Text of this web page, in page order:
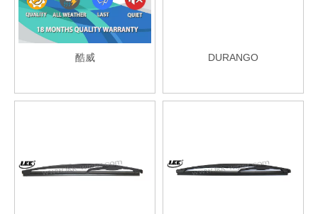
酷威 DURANGO